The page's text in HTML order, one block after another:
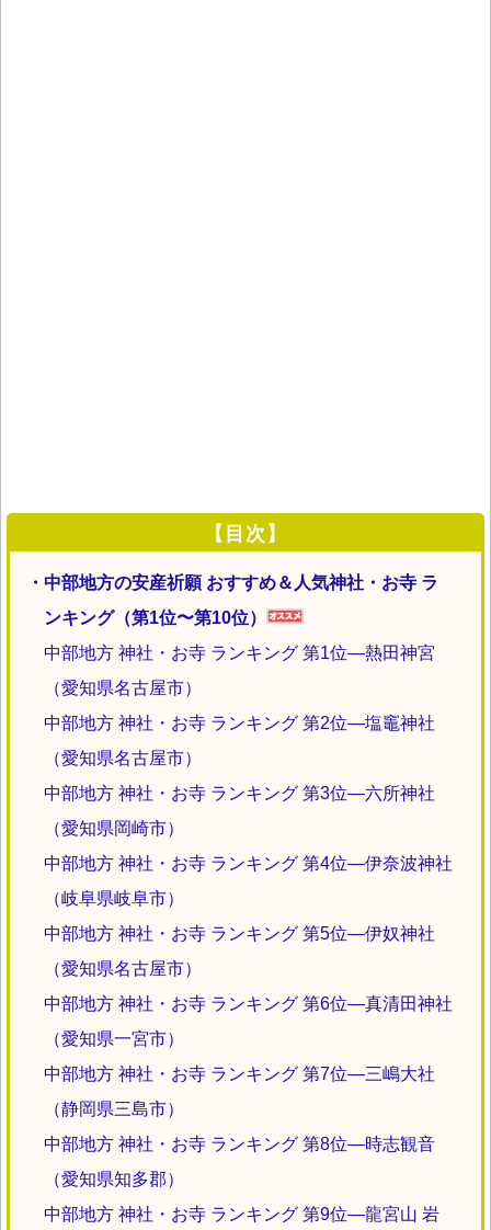
【目次】
・中部地方の安産祈願 おすすめ＆人気神社・お寺 ラ
ンキング（第1位〜第10位）
中部地方 神社・お寺 ランキング 第1位―熱田神宮
（愛知県名古屋市）
中部地方 神社・お寺 ランキング 第2位―塩竈神社
（愛知県名古屋市）
中部地方 神社・お寺 ランキング 第3位―六所神社
（愛知県岡崎市）
中部地方 神社・お寺 ランキング 第4位―伊奈波神社
（岐阜県岐阜市）
中部地方 神社・お寺 ランキング 第5位―伊奴神社
（愛知県名古屋市）
中部地方 神社・お寺 ランキング 第6位―真清田神社
（愛知県一宮市）
中部地方 神社・お寺 ランキング 第7位―三嶋大社
（静岡県三島市）
中部地方 神社・お寺 ランキング 第8位―時志観音
（愛知県知多郡）
中部地方 神社・お寺 ランキング 第9位―龍宮山 岩